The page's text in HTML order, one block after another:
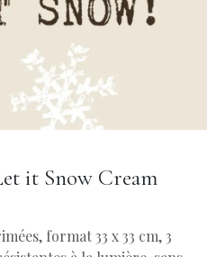
it Snow Cream
format 33 x 33 cm, 3